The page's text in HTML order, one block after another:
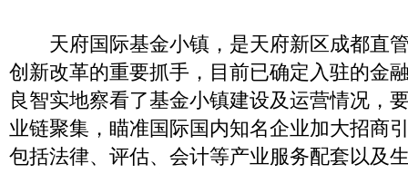
天府国际基金小镇，是天府新区成都直
创新改革的重要抓手，目前已确定入驻的金
良智实地察看了基金小镇建设及运营情况，
业链聚集，瞄准国际国内知名企业加大招商
包括法律、评估、会计等产业服务配套以及